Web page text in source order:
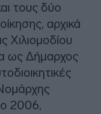
τους δύο
αρχικά
ως Δήμαρχος
2006,